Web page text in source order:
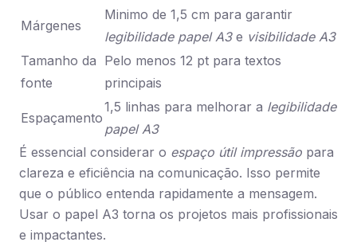
Márgenes
Minimo de 1,5 cm para garantir
legibilidade papel A3e visibilidade A3
Tamanho da
fonte
Pelo menos 12 pt para textos
principais
Espaçamento
1,5 linhas para melhorar a legibilidade
papel A3
É essencial considerar o espaço útil impressão para
clareza e eficiência na comunicação. Isso permite
que o público entenda rapidamente a mensagem.
Usar o papel A3 torna os projetos mais profissionais
e impactantes.